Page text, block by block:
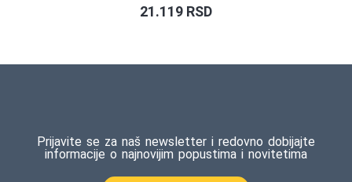
21.119 RSD
Prijavite se za naš newsletter i redovno dobijajte
informacije o najnovijim popustima i novitetima